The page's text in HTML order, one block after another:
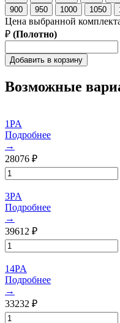
900
950 1000 1050
Цена выбранной
₽ (Полотно)
Добавить в корзину
Возможные
1PA
Подробнее
→
28076 ₽
3PA
Подробнее
→
39612 ₽
14PA
Подробнее
→
33232 ₽